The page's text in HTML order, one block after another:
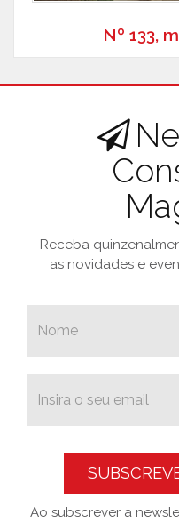
Nº 133,
Receba
as novidades e
Ao subscrever a